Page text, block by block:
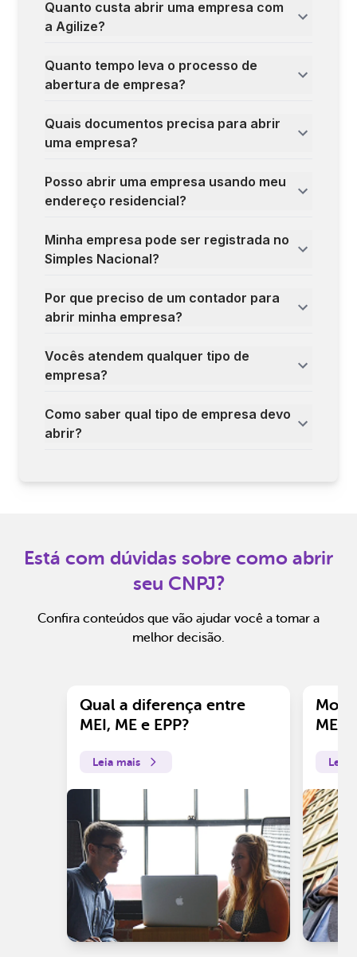
Quanto custa abrir uma empresa com
a Agilize?
Quanto tempo leva o processo de
abertura de empresa?
Quais documentos precisa para abrir
uma empresa?
Posso abrir uma empresa usando meu
endereço residencial?
Minha empresa pode ser registrada no
Simples Nacional?
Por que preciso de um contador para
abrir minha empresa?
Vocês atendem qualquer tipo de
empresa?
Como saber qual tipo de empresa devo
abrir?
Está com dúvidas sobre como abrir
seu CNPJ?
Confira conteúdos que vão ajudar você a tomar a
melhor decisão.
Qual a diferença entre
MEI, ME e EPP?
Leia mais
ME?
Leia